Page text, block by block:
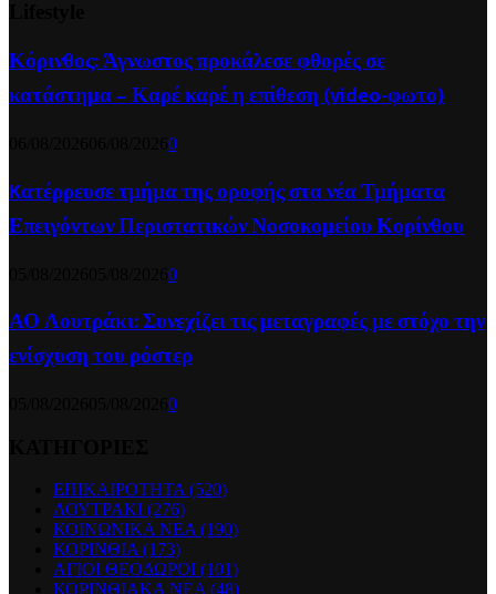
Κόρινθος: Άγνωστος προκάλεσε φθορές σε
κατάστημα – Καρέ καρέ η επίθεση (video-φωτο)
0
Kατέρρευσε τμήμα της οροφής στα νέα Τμήματα
Επειγόντων Περιστατικών Νοσοκομείου Κορίνθου
0
ΑΟ Λουτράκι: Συνεχίζει τις μεταγραφές με στόχο την
ενίσχυση του ρόστερ
0
ΕΠΙΚΑΙΡΟΤΗΤΑ (520)
ΛΟΥΤΡΑΚΙ (276)
ΚΟΙΝΩΝΙΚΑ ΝΕΑ (190)
ΚΟΡΙΝΘΙΑ (173)
ΑΓΙΟΙ ΘΕΟΔΩΡΟΙ (101)
ΚΟΡΙΝΘΙΑΚΑ ΝΕΑ (48)